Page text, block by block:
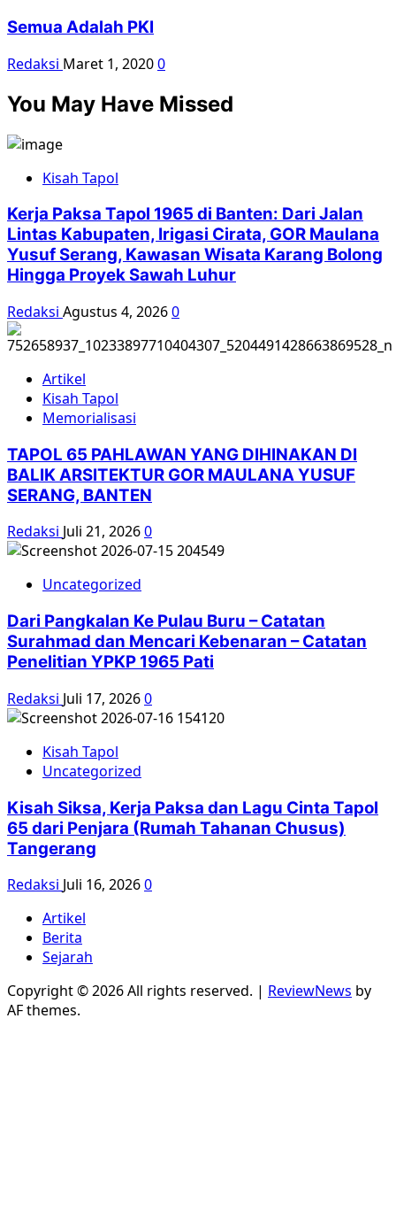
Semua Adalah PKI
Redaksi Maret 1, 20200
You May Have Missed
Kisah Tapol
Kerja Paksa Tapol 1965 di Banten: Dari Jalan
Lintas Kabupaten, Irigasi Cirata, GOR Maulana
Yusuf Serang, Kawasan Wisata Karang Bolong
Hingga Proyek Sawah Luhur
Redaksi Agustus 4, 20260
Artikel
Kisah Tapol
Memorialisasi
TAPOL 65 PAHLAWAN YANG DIHINAKAN DI
BALIK ARSITEKTUR GOR MAULANA YUSUF
SERANG, BANTEN
Redaksi Juli 21, 20260
Uncategorized
Dari Pangkalan Ke Pulau Buru – Catatan
Surahmad dan Mencari Kebenaran – Catatan
Penelitian YPKP 1965 Pati
Redaksi Juli 17, 20260
Kisah Tapol
Uncategorized
Kisah Siksa, Kerja Paksa dan Lagu Cinta Tapol
65 dari Penjara (Rumah Tahanan Chusus)
Tangerang
Redaksi Juli 16, 20260
Artikel
Berita
Sejarah
Copyright © 2026 All rights reserved. | ReviewNews by
AF themes.